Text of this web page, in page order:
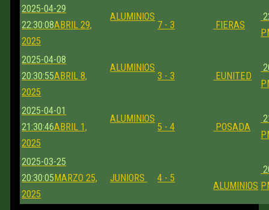
2025-04-29
22:30:08ABRIL 29,
2025
ALUMINIOS
7 - 3 FIERAS
2025-04-08
20:30:55ABRIL 8,
2025
ALUMINIOS
3 - 3 EUNITED
2025-04-01
21:30:46ABRIL 1,
2025
ALUMINIOS
5 - 4 POSADA
2025-03-25
20:30:05MARZO 25,
2025
JUNIORS 4 - 5
ALUMINIOS